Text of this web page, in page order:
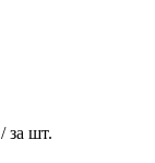
/ за шт.